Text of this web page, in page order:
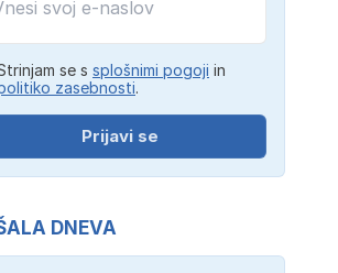
se s splošnimi pogoji in
zasebnosti.
Prijavi se
DNEVA